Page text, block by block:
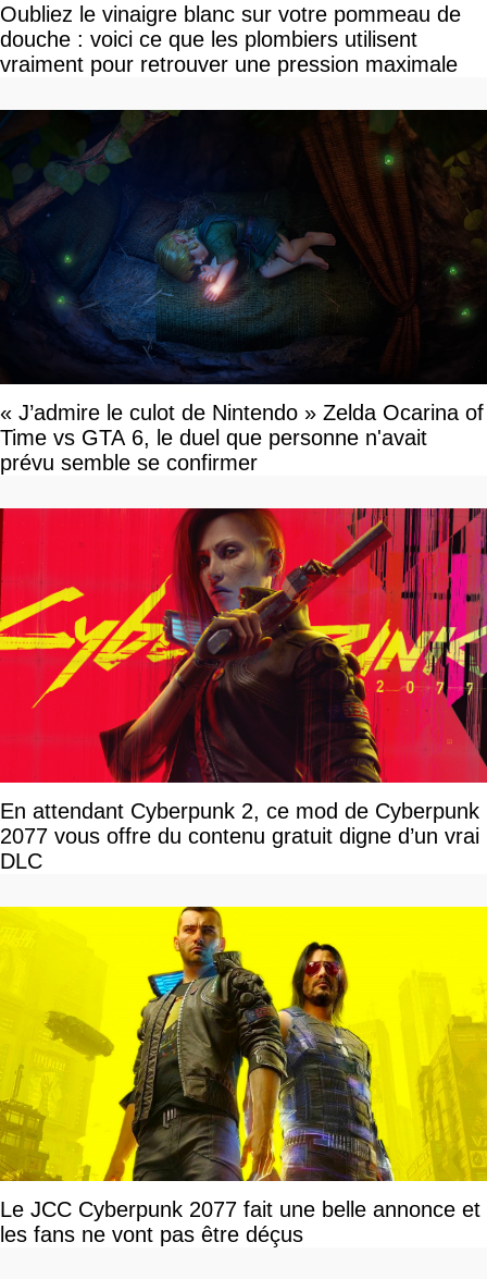
Oubliez le vinaigre blanc sur votre pommeau de
douche : voici ce que les plombiers utilisent
vraiment pour retrouver une pression maximale
« J’admire le culot de Nintendo » Zelda Ocarina of
Time vs GTA 6, le duel que personne n'avait
prévu semble se confirmer
En attendant Cyberpunk 2, ce mod de Cyberpunk
2077 vous offre du contenu gratuit digne d’un vrai
DLC
Le JCC Cyberpunk 2077 fait une belle annonce et
les fans ne vont pas être déçus